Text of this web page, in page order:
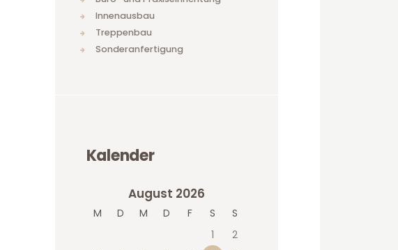
Innenausbau
Treppenbau
Sonderanfertigung
Kalender
August 2026
M D M D F S
S
1
2